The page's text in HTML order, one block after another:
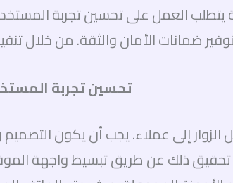
العمل على تحسين تجربة
ضمانات الأمان والثقة. من خلال
تحسين تجربة
إلى عملاء. يجب أن يكون
تحقيق ذلك عن طريق تبسيط واجهة